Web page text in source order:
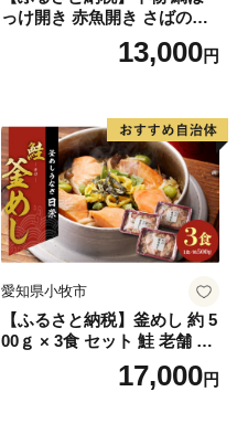
っけ開き 赤魚開き さばの開
き 魚醤干し 3種 セット 詰め
合わせ 魚 おかず 肉厚 おいし
取り寄せグルメ 魚醤 ナンプ
ラー 愛知県 小牧市 冷凍 送料
無料
13,000円
愛知県小牧市
【ふるさと納税】釜めし 約 5
00ｇ × 3食 セット 鮭 老舗 急
速冷凍 レンチン 時短 簡単調
理 食品 加工品 海鮮 手作り
17,000円